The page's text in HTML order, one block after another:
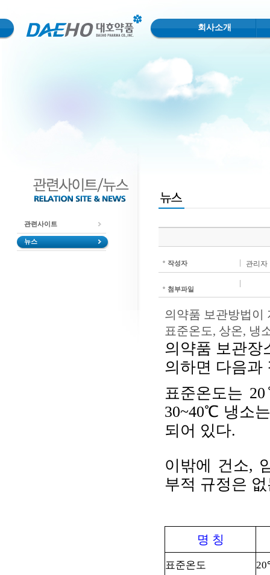
회사소개
관련사이트
뉴스
작성자 관리자
첨부파일
의약품 보관방법이
표준온도, 상온, 냉
의약품 보관장
의하면 다음과
표준온도는 20
30~40℃ 냉소
되어 있다.
이밖에 건소,
부적 규정은
명 칭
표준온도